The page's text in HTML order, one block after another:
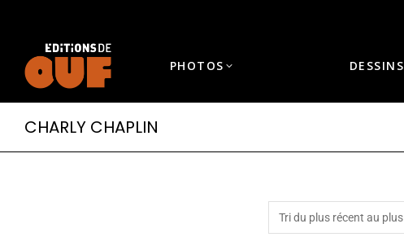
PHOTOS DESSINS
CHARLY CHAPLIN